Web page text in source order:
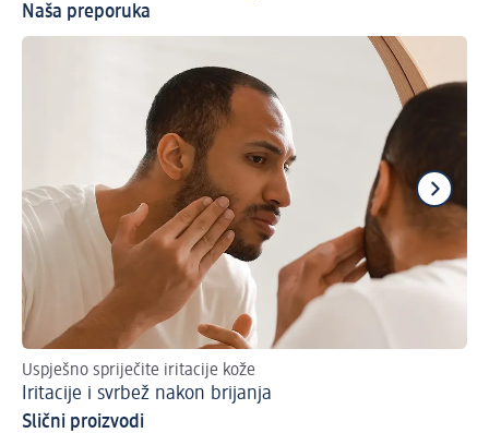
Naša preporuka
Uspješno spriječite iritacije kože
Iritacije i svrbež nakon brijanja
Slični proizvodi